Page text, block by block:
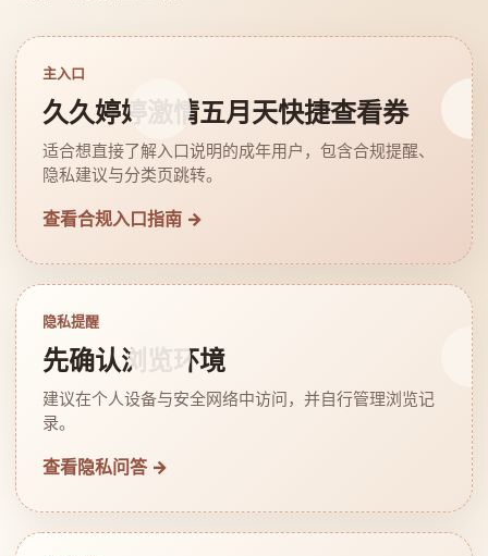
主入口
久久婷婷激情五月天快捷查看券
适合想直接了解入口说明的成年用户，包含合规提醒、
隐私建议与分类页跳转。
查看合规入口指南 →
隐私提醒
先确认浏览环境
建议在个人设备与安全网络中访问，并自行管理浏览记
录。
查看隐私问答 →